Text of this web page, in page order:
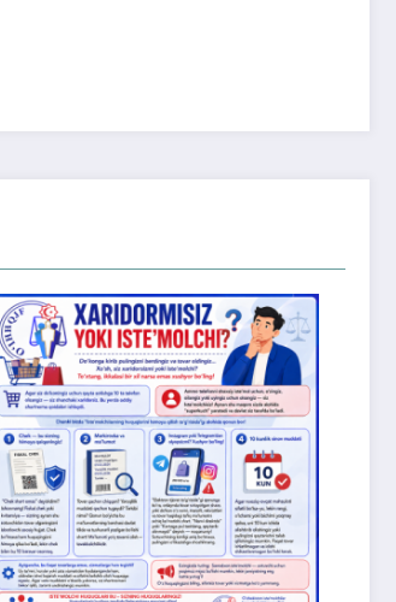
Xonadonning sobiq
mulkdoridan «meros»